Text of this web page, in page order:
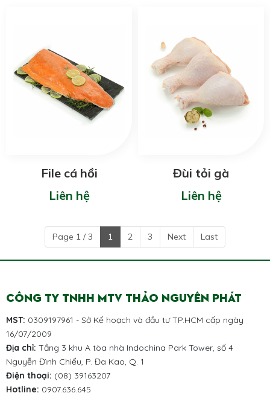
File cá hồi
Liên hệ
Đùi tỏi gà
Liên hệ
Page 1 / 3 1 2 3 Next Last
CÔNG TY TNHH MTV THẢO NGUYÊN PHÁT
MST: 0309197961 - Sở Kế hoạch và đầu tư TP.HCM cấp ngày
16/07/2009
Địa chỉ: Tầng 3 khu A tòa nhà Indochina Park Tower, số 4
Nguyễn Đình Chiểu, P. Đa Kao, Q. 1
Điện thoại: (08) 39163207
Hotline: 0907.636.645